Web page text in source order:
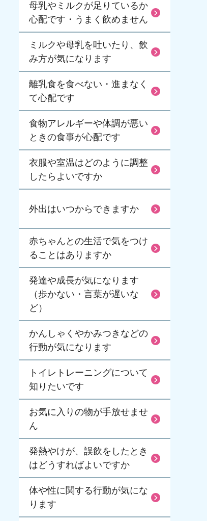
母乳やミルクが足りているか
心配です・うまく飲めません
ミルクや母乳を吐いたり、飲
み方が気になります
離乳食を食べない・進まなく
て心配です
食物アレルギーや体調が悪い
ときの食事が心配です
衣服や室温はどのように調整
したらよいですか
外出はいつからできますか
赤ちゃんとの生活で気をつけ
ることはありますか
発達や成長が気になります
（歩かない・言葉が遅いな
ど）
かんしゃくやかみつきなどの
行動が気になります
トイレトレーニングについて
知りたいです
お気に入りの物が手放せませ
ん
発熱やけが、誤飲をしたとき
はどうすればよいですか
体や性に関する行動が気にな
ります